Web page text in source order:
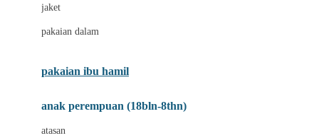
Cottonseeds
Crane
jaket
pakaian dalam
pakaian ibu hamil
anak perempuan (18bln-8thn)
atasan